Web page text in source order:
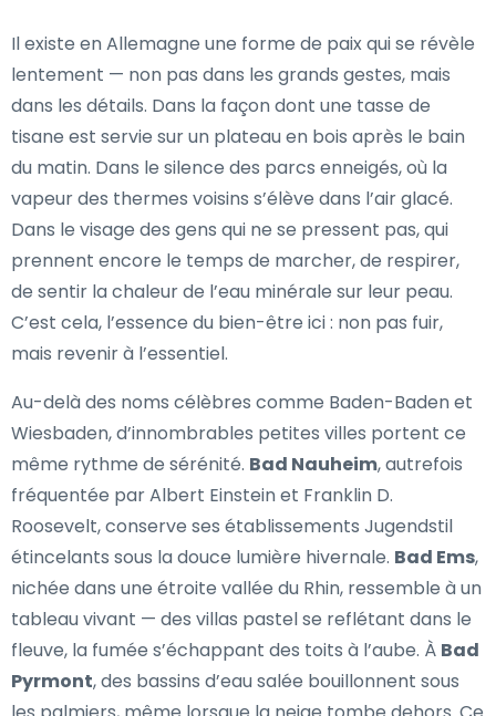
Il existe en Allemagne une forme de paix qui se révèle
lentement — non pas dans les grands gestes, mais
dans les détails. Dans la façon dont une tasse de
tisane est servie sur un plateau en bois après le bain
du matin. Dans le silence des parcs enneigés, où la
vapeur des thermes voisins s’élève dans l’air glacé.
Dans le visage des gens qui ne se pressent pas, qui
prennent encore le temps de marcher, de respirer,
de sentir la chaleur de l’eau minérale sur leur peau.
C’est cela, l’essence du bien-être ici : non pas fuir,
mais revenir à l’essentiel.
Au-delà des noms célèbres comme Baden-Baden et
Wiesbaden, d’innombrables petites villes portent ce
même rythme de sérénité. Bad Nauheim, autrefois
fréquentée par Albert Einstein et Franklin D.
Roosevelt, conserve ses établissements Jugendstil
étincelants sous la douce lumière hivernale. Bad Ems,
nichée dans une étroite vallée du Rhin, ressemble à un
tableau vivant — des villas pastel se reflétant dans le
fleuve, la fumée s’échappant des toits à l’aube. À Bad
Pyrmont, des bassins d’eau salée bouillonnent sous